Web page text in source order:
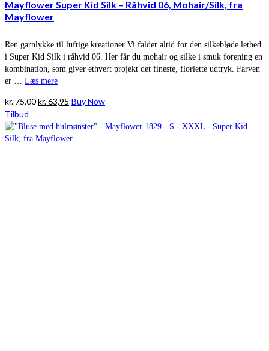
Mayflower Super Kid Silk – Råhvid 06, Mohair/Silk, fra
Mayflower
Ren garnlykke til luftige kreationer Vi falder altid for den silkebløde lethed
i Super Kid Silk i råhvid 06. Her får du mohair og silke i smuk forening en
kombination, som giver ethvert projekt det fineste, florlette udtryk. Farven
er … Læs mere
kr.75,00Den
pris
var:
kr.63,95 Den
pris
er:
Buy Now
Tilbud